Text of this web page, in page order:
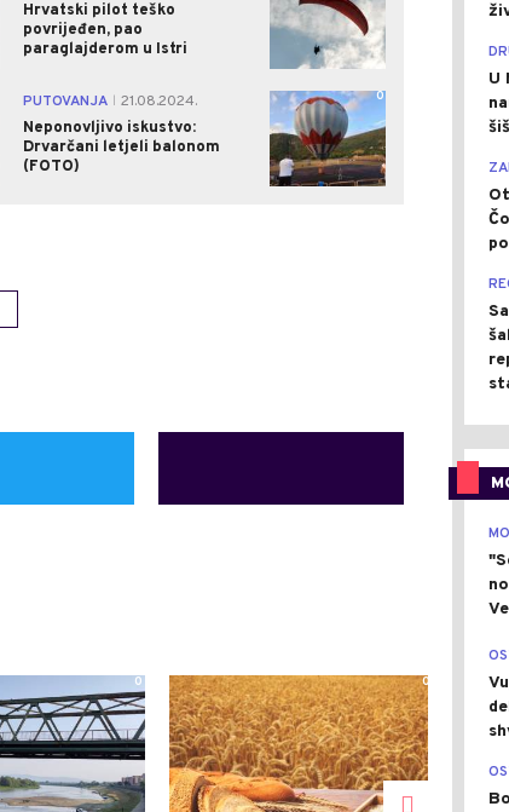
Hrvatski pilot teško
povrijeđen, pao
paraglajderom u Istri
PUTOVANJA
21.08.2024.
Neponovljivo iskustvo:
Drvarčani letjeli balonom
(FOTO)
0
0 0
U